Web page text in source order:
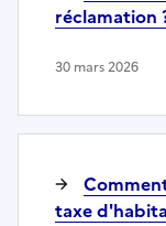
réclamation
30 mars 2026
taxe